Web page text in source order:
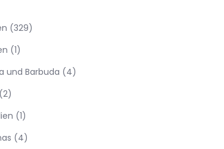
(329)
(1)
und Barbuda (4)
(2)
(1)
(4)